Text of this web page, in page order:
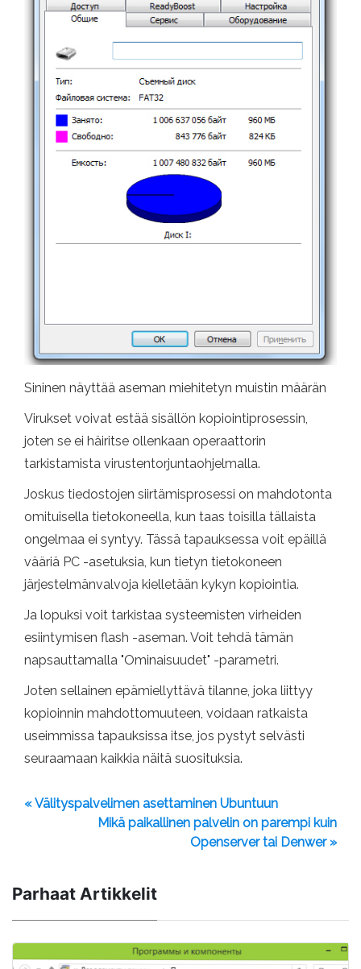
Sininen näyttää aseman miehitetyn muistin määrän
Virukset voivat estää sisällön kopiointiprosessin,
joten se ei häiritse ollenkaan operaattorin
tarkistamista virustentorjuntaohjelmalla.
Joskus tiedostojen siirtämisprosessi on mahdotonta
omituisella tietokoneella, kun taas toisilla tällaista
ongelmaa ei syntyy. Tässä tapauksessa voit epäillä
vääriä PC -asetuksia, kun tietyn tietokoneen
järjestelmänvalvoja kielletään kykyn kopiointia.
Ja lopuksi voit tarkistaa systeemisten virheiden
esiintymisen flash -aseman. Voit tehdä tämän
napsauttamalla "Ominaisuudet" -parametri.
Joten sellainen epämiellyttävä tilanne, joka liittyy
kopioinnin mahdottomuuteen, voidaan ratkaista
useimmissa tapauksissa itse, jos pystyt selvästi
seuraamaan kaikkia näitä suosituksia.
« Välityspalvelimen asettaminen Ubuntuun
Mikä paikallinen palvelin on parempi kuin
Openserver tai Denwer »
Parhaat Artikkelit